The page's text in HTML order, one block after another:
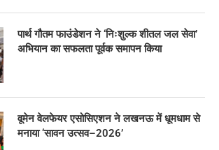
पार्थ गौतम फाउंडेशन ने ‘निःशुल्क शीतल जल सेवा’
अभियान का सफलता पूर्वक समापन किया
वूमेन वेलफेयर एसोसिएशन ने लखनऊ में धूमधाम से
मनाया ‘सावन उत्सव–2026’